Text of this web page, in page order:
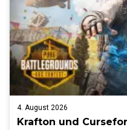
4. August 2026
Krafton und